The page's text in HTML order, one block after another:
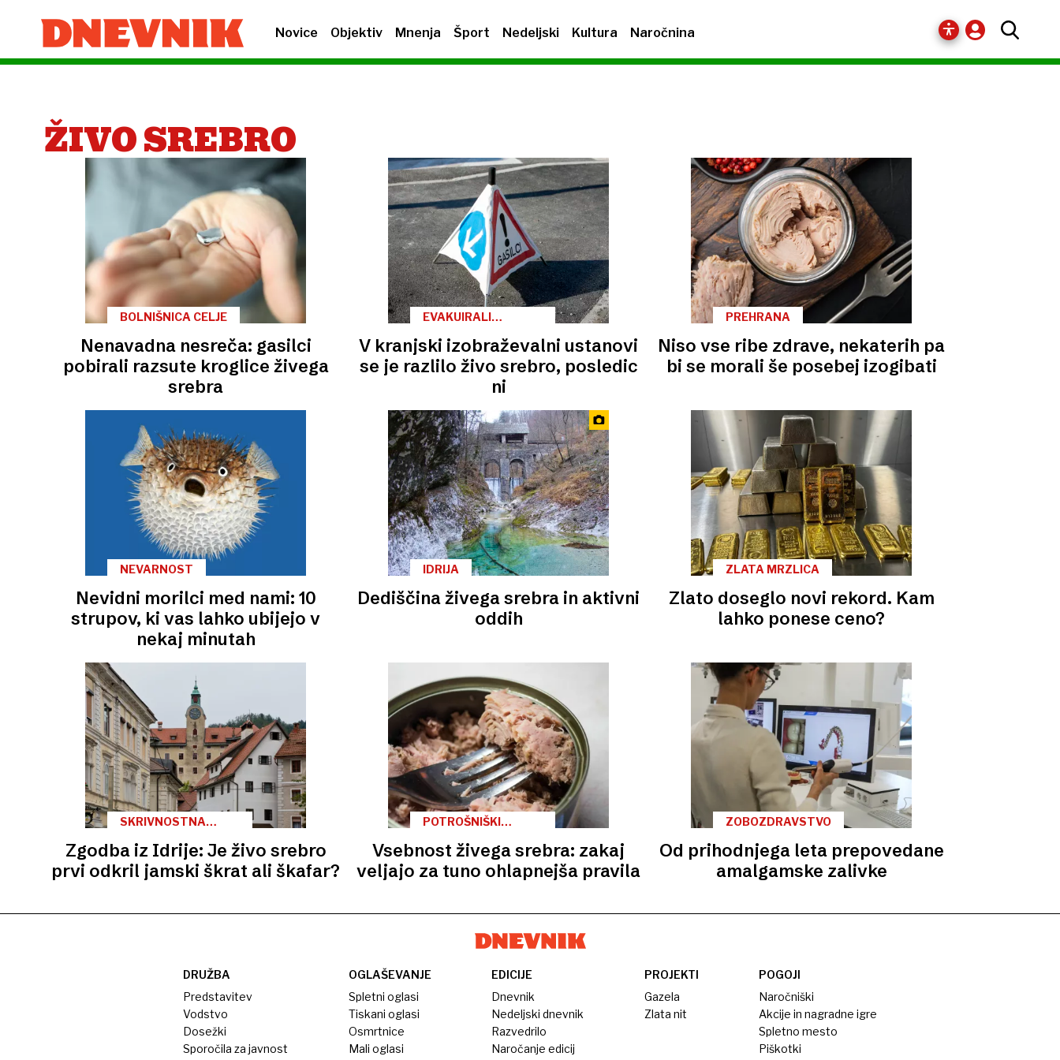
Novice Objektiv Mnenja Šport Nedeljski Kultura Naročnina
ŽIVO SREBRO
BOLNIŠNICA CELJE
Nenavadna nesreča: gasilci
pobirali razsute kroglice živega
srebra
EVAKUIRALI
NADSTROPJE
V kranjski izobraževalni ustanovi
se je razlilo živo srebro, posledic
ni
PREHRANA
Niso vse ribe zdrave, nekaterih pa
bi se morali še posebej izogibati
NEVARNOST
Nevidni morilci med nami: 10
strupov, ki vas lahko ubijejo v
nekaj minutah
IDRIJA
Dediščina živega srebra in aktivni
oddih
ZLATA MRZLICA
Zlato doseglo novi rekord. Kam
lahko ponese ceno?
SKRIVNOSTNA
Zgodba iz Idrije: Je živo srebro
prvi odkril jamski škrat ali škafar?
POTROŠNIŠKI
Vsebnost živega srebra: zakaj
veljajo za tuno ohlapnejša pravila
ZOBOZDRAVSTVO
Od prihodnjega leta prepovedane
amalgamske zalivke
DRUŽBA
Predstavitev
Vodstvo
Dosežki
Sporočila za javnost
OGLAŠEVANJE
Spletni oglasi
Tiskani oglasi
Osmrtnice
Mali oglasi
EDICIJE
Dnevnik
Nedeljski dnevnik
Razvedrilo
Naročanje edicij
PROJEKTI
Gazela
Zlata nit
POGOJI
Naročniški
Akcije in nagradne igre
Spletno mesto
Piškotki